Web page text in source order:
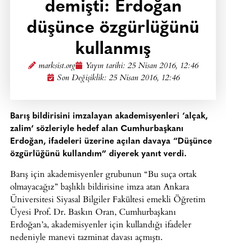
demişti: Erdoğan
düşünce özgürlüğünü
kullanmış
marksist.org Yayın tarihi: 25 Nisan 2016, 12:46
Son Değişiklik: 25 Nisan 2016, 12:46
Barış bildirisini imzalayan akademisyenleri ‘alçak,
zalim’ sözleriyle hedef alan Cumhurbaşkanı
Erdoğan, ifadeleri üzerine açılan davaya “Düşünce
özgürlüğünü kullandım” diyerek yanıt verdi.
Barış için akademisyenler grubunun “Bu suça ortak
olmayacağız” başlıklı bildirisine imza atan Ankara
Üniversitesi Siyasal Bilgiler Fakültesi emekli Öğretim
Üyesi Prof. Dr. Baskın Oran, Cumhurbaşkanı
Erdoğan’a, akademisyenler için kullandığı ifadeler
nedeniyle manevi tazminat davası açmıştı.